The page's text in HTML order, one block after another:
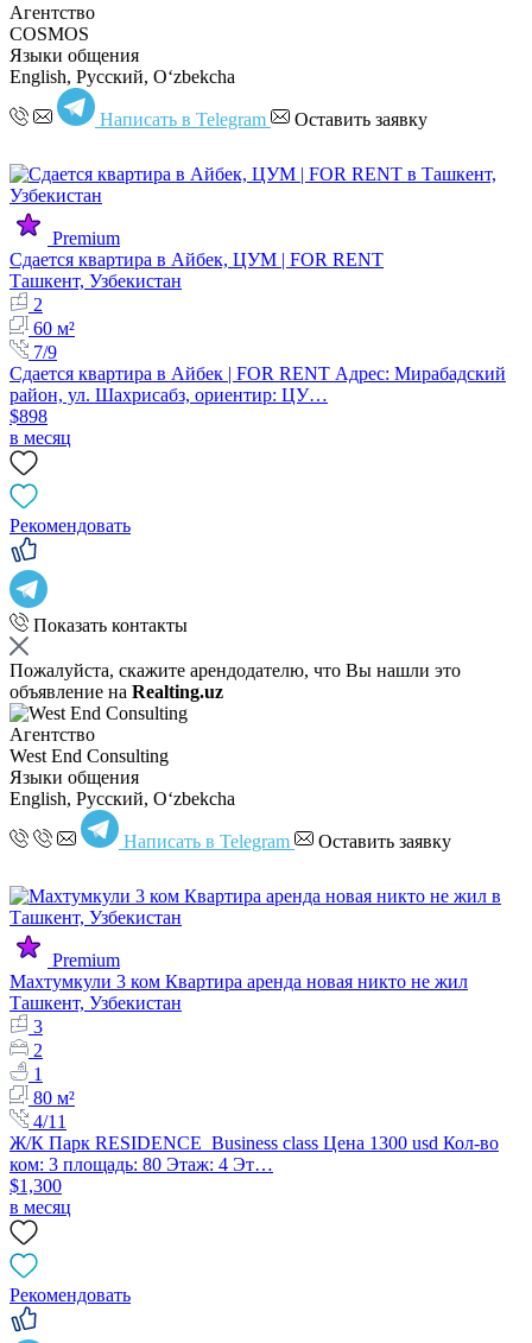
Агентство
COSMOS
Языки общения
English, Русский, Oʻzbekcha
Написать в Telegram Оставить заявку
Premium
Сдается квартира в Айбек, ЦУМ | FOR RENT
Ташкент, Узбекистан
2
60 м²
7/9
Сдается квартира в Айбек | FOR RENT Адрес: Мирабадский
район, ул. Шахрисабз, ориентир: ЦУ…
$898
в месяц
Рекомендовать
Показать контакты
Пожалуйста, скажите арендодателю, что Вы нашли это
объявление на Realting.uz
Агентство
West End Consulting
Языки общения
English, Русский, Oʻzbekcha
Написать в Telegram Оставить заявку
Premium
Махтумкули 3 ком Квартира аренда новая никто не жил
Ташкент, Узбекистан
3
2
1
80 м²
4/11
Ж/К Парк RESIDENCE Business class Цена 1300 usd Кол-во
ком: 3 площадь: 80 Этаж: 4 Эт…
$1,300
в месяц
Рекомендовать